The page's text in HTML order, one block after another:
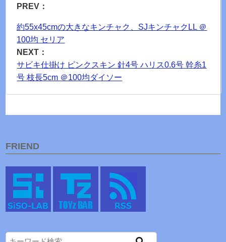
PREV：
約55x45cmの大きなキンチャク、SJキンチャクLL ＠
100均 セリア
NEXT：
サビキ仕掛け ピンクスキン 針4号 ハリス0.6号 幹糸1
号 枝長5cm ＠100均ダイソー
FRIEND